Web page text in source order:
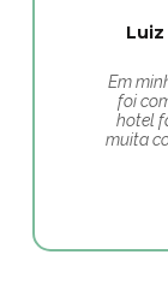
Em
foi
hotel
muita